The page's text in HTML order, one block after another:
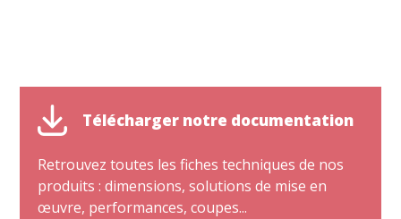
Télécharger notre documentation
Retrouvez toutes les fiches techniques de nos
produits : dimensions, solutions de mise en
œuvre, performances, coupes...